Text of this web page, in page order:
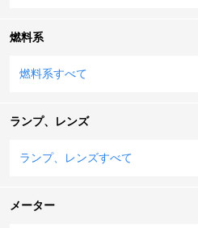
燃料系
燃料系すべて
ランプ、レンズ
ランプ、レンズすべて
メーター